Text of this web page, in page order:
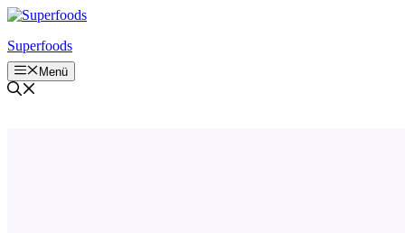
Zum
springen
Superfoods
Menü